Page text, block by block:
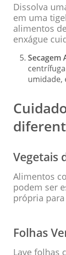
Dissolva
em uma
alimentos
enxágue
Secagem
umidade,
Vegetais
Alimentos
podem ser
própria
Folhas
Lave folhas